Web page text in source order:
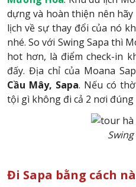
dựng và hoàn thiện nên hãy
lịch về sự thay đổi của nó
nhé. So với Swing Sapa thì
hot hơn, là điểm check-in
đấy. Địa chỉ của Moana
Cầu Mây, Sapa. Nếu có
tội gì không đi cả 2 nơi đúng
Đi Sapa bằng cách